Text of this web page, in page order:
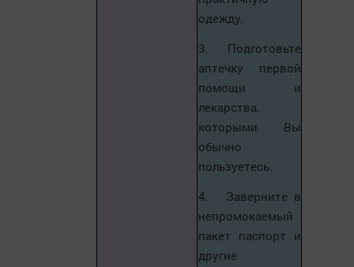
одежду.
3. Подготовьте
аптечку первой
помощи и
лекарства,
которыми Вы
обычно
пользуетесь.
4. Заверните в
непромокаемый
пакет паспорт и
другие